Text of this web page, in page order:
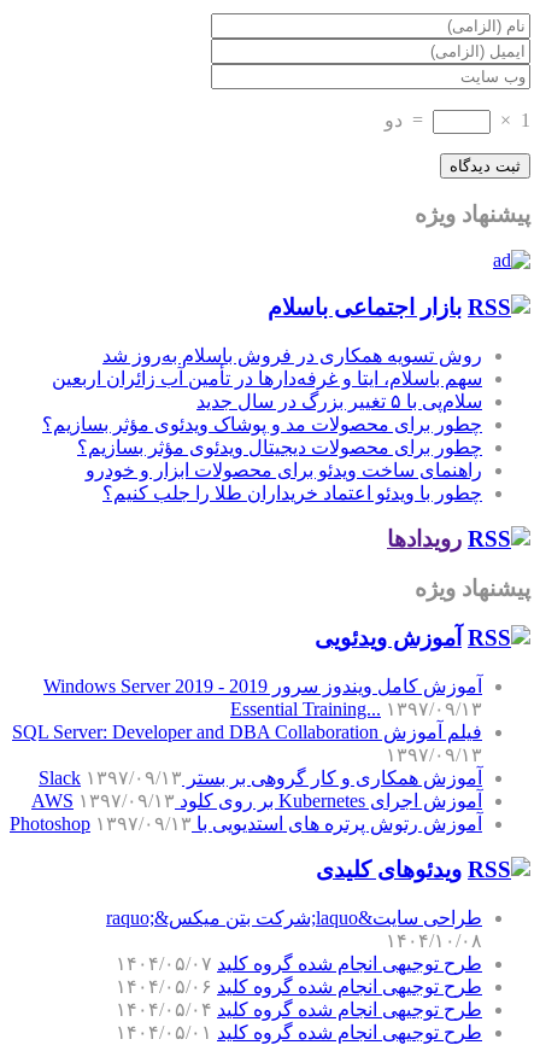
1
×
= دو
پیشنهاد ویژه
بازار اجتماعی باسلام
روش تسویه همکاری در فروش باسلام به‌روز شد
سهم باسلام، ایتا و غرفه‌دارها در تأمین آب زائران اربعین
سلام‌پی با ۵ تغییر بزرگ در سال جدید
چطور برای محصولات مد و پوشاک ویدئوی مؤثر بسازیم؟
چطور برای محصولات دیجیتال ویدئوی مؤثر بسازیم؟
راهنمای ساخت ویدئو برای محصولات ابزار و خودرو
چطور با ویدئو اعتماد خریداران طلا را جلب کنیم؟
رویدادها
پیشنهاد ویژه
آموزش‌ ویدئویی
آموزش کامل ویندوز سرور 2019 - Windows Server 2019
Essential Training... ۱۳۹۷/۰۹/۱۳
فیلم آموزش SQL Server: Developer and DBA Collaboration
۱۳۹۷/۰۹/۱۳
آموزش همکاری و کار گروهی بر بستر Slack ۱۳۹۷/۰۹/۱۳
آموزش اجرای Kubernetes بر روی کلود AWS
۱۳۹۷/۰۹/۱۳
آموزش رتوش پرتره های استدیویی با Photoshop ۱۳۹۷/۰۹/۱۳
ویدئوهای کلیدی
طراحی سایت&laquo;شرکت بتن میکس&raquo;
۱۴۰۴/۱۰/۰۸
طرح توجیهی انجام شده گروه کلید ۱۴۰۴/۰۵/۰۷
طرح توجیهی انجام شده گروه کلید ۱۴۰۴/۰۵/۰۶
طرح توجیهی انجام شده گروه کلید ۱۴۰۴/۰۵/۰۴
طرح توجیهی انجام شده گروه کلید ۱۴۰۴/۰۵/۰۱